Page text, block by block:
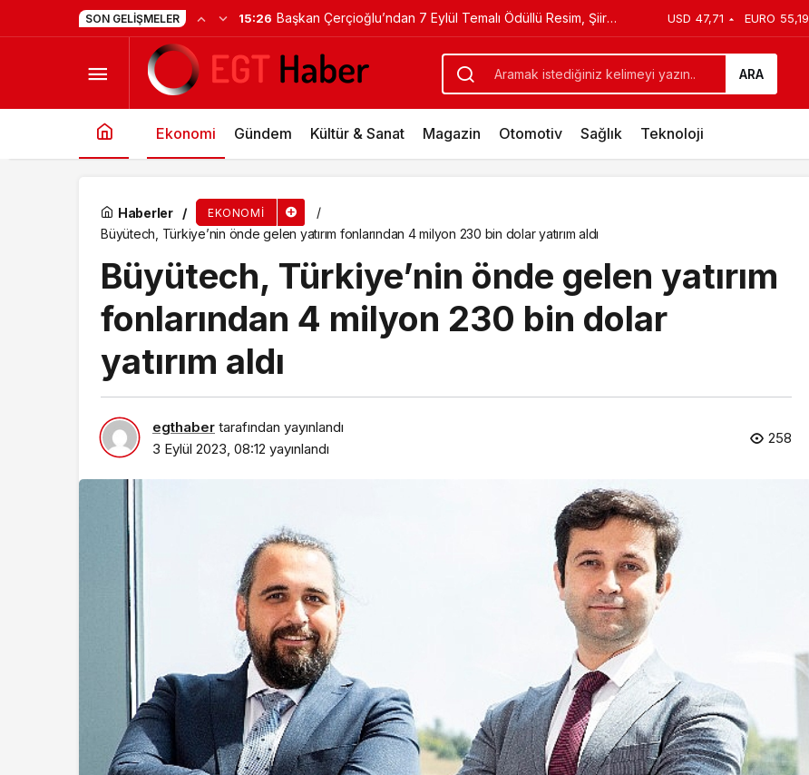
SON GELIŞMELER 15:16 Milas Belediyesi Popüler Müzik Orkestrası ‘Mylasa Band’
Ören’de Unutulmaz Bir Konser Verdi
USD 47,71 EURO 55,19
ARA
Ekonomi Gündem Kültür & Sanat Magazin Otomotiv Sağlık Teknoloji
Haberler EKONOMI
Büyütech, Türkiye’nin önde gelen yatırım fonlarından 4 milyon 230 bin dolar yatırım aldı
Büyütech, Türkiye’nin önde gelen yatırım
fonlarından 4 milyon 230 bin dolar
yatırım aldı
egthaber tarafından yayınlandı
3 Eylül 2023, 08:12 yayınlandı
258
Kültür & Sanat
Yarışması
Müzik Orkestrası ‘Mylasa
Band’ Ören’de Unutulmaz
Bir Konser Verdi
Arzum’un 2022 Yılı Faaliyet Raporu’na ‘Gold’ Ödül